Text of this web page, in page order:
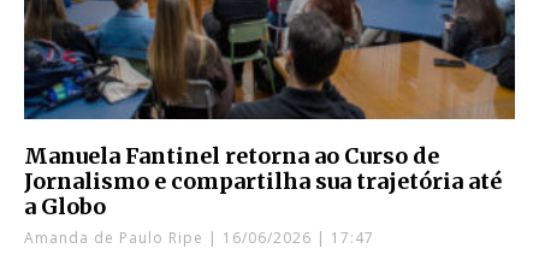
Manuela Fantinel retorna ao Curso de
Jornalismo e compartilha sua trajetória até
a Globo
Amanda de Paulo Ripe 16/06/2026 17:47